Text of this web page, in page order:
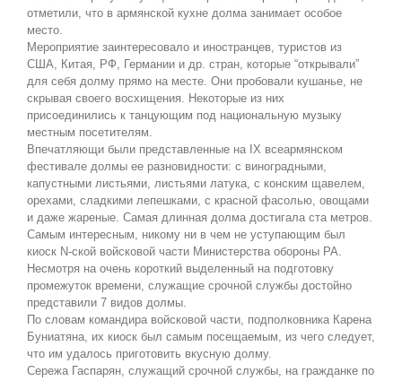
отметили, что в армянской кухне долма занимает особое
место.
Мероприятие заинтересовало и иностранцев, туристов из
США, Китая, РФ, Германии и др. стран, которые “открывали”
для себя долму прямо на месте. Они пробовали кушанье, не
скрывая своего восхищения. Некоторые из них
присоединились к танцующим под национальную музыку
местным посетителям.
Впечатляющи были представленные на IX всеармянском
фестивале долмы ее разновидности: с виноградными,
капустными листьями, листьями латука, с конским щавелем,
орехами, сладкими лепешками, с красной фасолью, овощами
и даже жареные. Самая длинная долма достигала ста метров.
Самым интересным, никому ни в чем не уступающим был
киоск N-ской войсковой части Министерства обороны РА.
Несмотря на очень короткий выделенный на подготовку
промежуток времени, служащие срочной службы достойно
представили 7 видов долмы.
По словам командира войсковой части, подполковника Карена
Буниатяна, их киоск был самым посещаемым, из чего следует,
что им удалось приготовить вкусную долму.
Сережа Гаспарян, служащий срочной службы, на гражданке по